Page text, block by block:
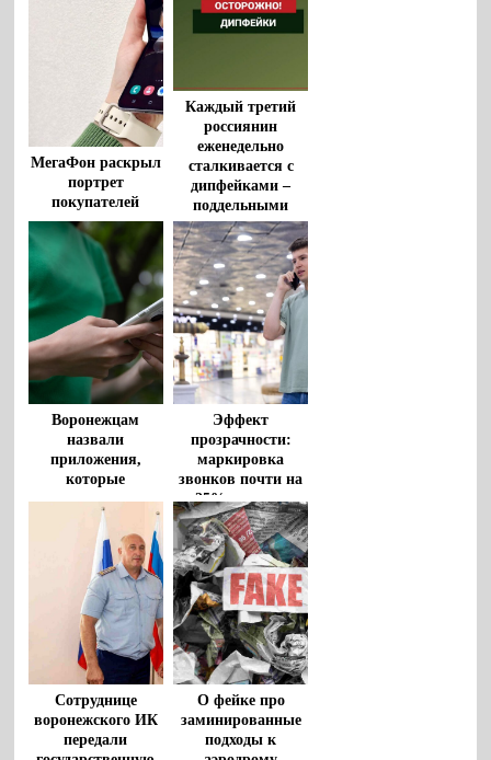
МегаФон раскрыл
портрет
покупателей
«раскладушек» и
«книжек»
Каждый третий
россиянин
еженедельно
сталкивается с
дипфейками –
поддельными
видео и аудио
Воронежцам
назвали
приложения,
которые
незаметно
расходуют
мобильный
интернет
Эффект
прозрачности:
маркировка
звонков почти на
25% снизила
число холодных
обзвонов и спам-
звонков
Сотруднице
воронежского ИК
передали
О фейке про
заминированные
подходы к